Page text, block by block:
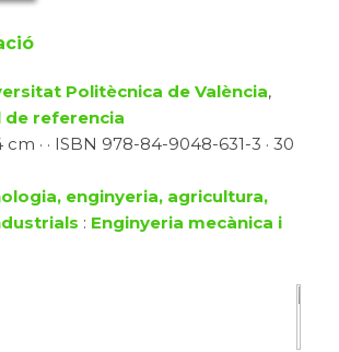
Politècnica de València,
de referencia
cm · · ISBN 978-84-9048-631-3 · 30
enginyeria, agricultura,
: Enginyeria mecànica i